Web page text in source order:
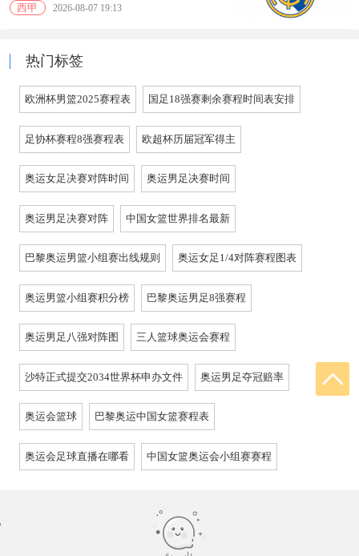
西甲 2026-08-07 19:13
热门标签
欧洲杯男篮2025赛程表 国足18强赛剩余赛程时间表安排
足协杯赛程8强赛程表 欧超杯历届冠军得主
奥运女足决赛对阵时间 奥运男足决赛时间
奥运男足决赛对阵 中国女篮世界排名最新
巴黎奥运男篮小组赛出线规则 奥运女足1/4对阵赛程图表
奥运男篮小组赛积分榜 巴黎奥运男足8强赛程
奥运男足八强对阵图 三人篮球奥运会赛程
沙特正式提交2034世界杯申办文件 奥运男足夺冠赔率
奥运会篮球 巴黎奥运中国女篮赛程表
奥运会足球直播在哪看 中国女篮奥运会小组赛赛程